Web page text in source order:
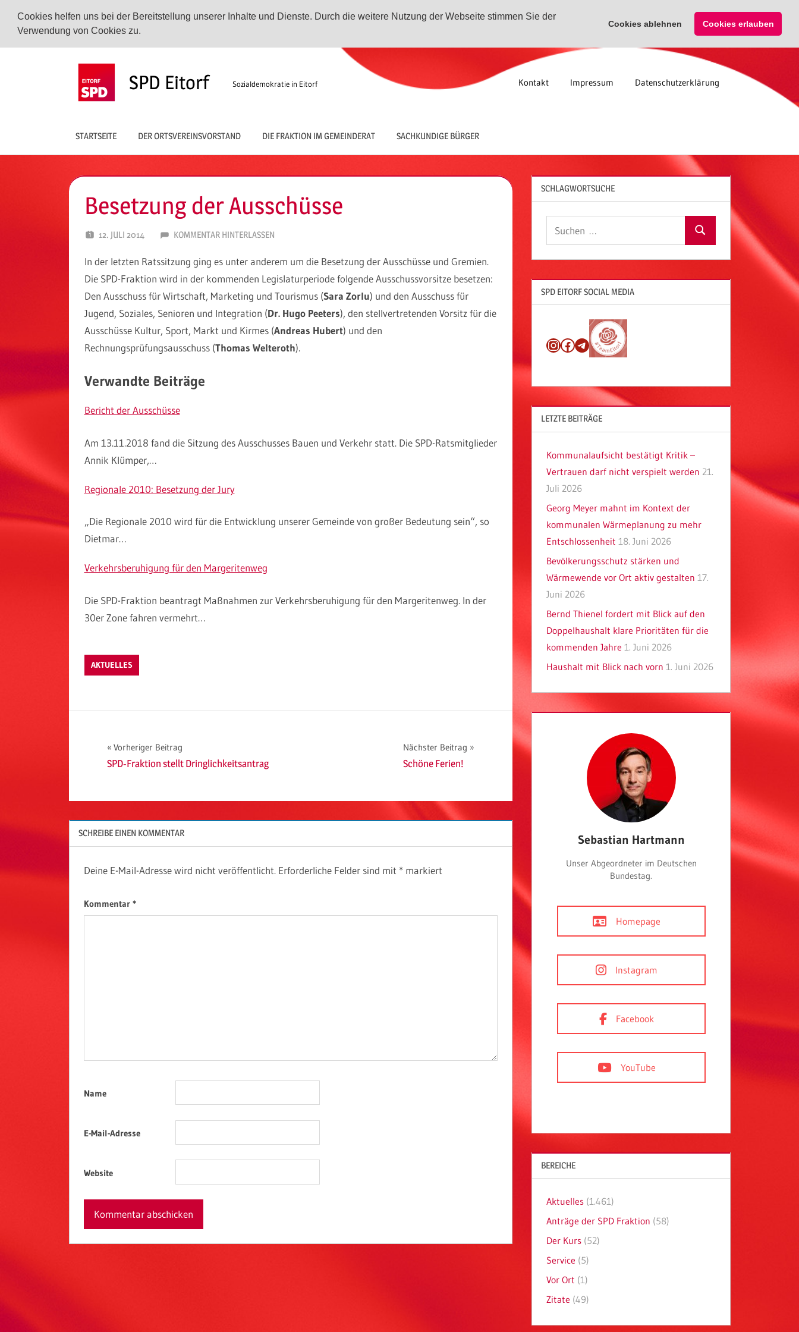
Cookies helfen uns bei der Bereitstellung unserer Inhalte und Dienste. Durch die weitere Nutzung der Webseite stimmen Sie der
Verwendung von Cookies zu.
Cookies ablehnen Cookies erlauben
SPD Eitorf Sozialdemokratie in Eitorf Kontakt Impressum Datenschutzerklärung
STARTSEITE DER ORTSVEREINSVORSTAND DIE FRAKTION IM GEMEINDERAT SACHKUNDIGE BÜRGER
Besetzung der Ausschüsse
12. JULI 2014 SPD EITORF
KOMMENTAR HINTERLASSEN
In der letzten Ratssitzung ging es unter anderem um die Besetzung der Ausschüsse und Gremien.
Die SPD-Fraktion wird in der kommenden Legislaturperiode folgende Ausschussvorsitze besetzen:
Den Ausschuss für Wirtschaft, Marketing und Tourismus (Sara Zorlu) und den Ausschuss für
Jugend, Soziales, Senioren und Integration (Dr. Hugo Peeters), den stellvertretenden Vorsitz für die
Ausschüsse Kultur, Sport, Markt und Kirmes (Andreas Hubert) und den
Rechnungsprüfungsausschuss (Thomas Welteroth).
Verwandte Beiträge
Bericht der Ausschüsse
Am 13.11.2018 fand die Sitzung des Ausschusses Bauen und Verkehr statt. Die SPD-Ratsmitglieder
Annik Klümper,…
Regionale 2010: Besetzung der Jury
„Die Regionale 2010 wird für die Entwicklung unserer Gemeinde von großer Bedeutung sein“, so
Dietmar…
Verkehrsberuhigung für den Margeritenweg
Die SPD-Fraktion beantragt Maßnahmen zur Verkehrsberuhigung für den Margeritenweg. In der
30er Zone fahren vermehrt…
AKTUELLES
Beitragsnavigation
Vorheriger Beitrag
SPD-Fraktion stellt Dringlichkeitsantrag
Nächster Beitrag
Schöne Ferien!
SCHREIBE EINEN KOMMENTAR
Deine E-Mail-Adresse wird nicht veröffentlicht. Erforderliche Felder sind mit * markiert
Kommentar *
Name
E-Mail-Adresse
Website
SCHLAGWORTSUCHE
Suchen
SPD EITORF SOCIAL MEDIA
Instagram
Facebook
Telegram
LETZTE BEITRÄGE
Kommunalaufsicht bestätigt Kritik –
Vertrauen darf nicht verspielt werden 21.
Juli 2026
Georg Meyer mahnt im Kontext der
kommunalen Wärmeplanung zu mehr
Entschlossenheit 18. Juni 2026
Bevölkerungsschutz stärken und
Wärmewende vor Ort aktiv gestalten 17.
Juni 2026
Bernd Thienel fordert mit Blick auf den
Doppelhaushalt klare Prioritäten für die
kommenden Jahre 1. Juni 2026
Haushalt mit Blick nach vorn 1. Juni 2026
Sebastian Hartmann
Unser Abgeordneter im Deutschen
Bundestag.
Homepage
Instagram
Facebook
YouTube
BEREICHE
Aktuelles (1.461)
Anträge der SPD Fraktion (58)
Der Kurs (52)
Service (5)
Vor Ort (1)
Zitate (49)